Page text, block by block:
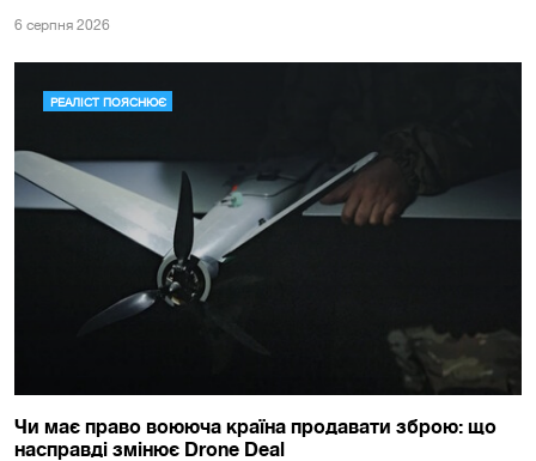
6 серпня 2026
РЕАЛІСТ ПОЯСНЮЄ
Чи має право воююча країна продавати зброю: що
насправді змінює Drone Deal